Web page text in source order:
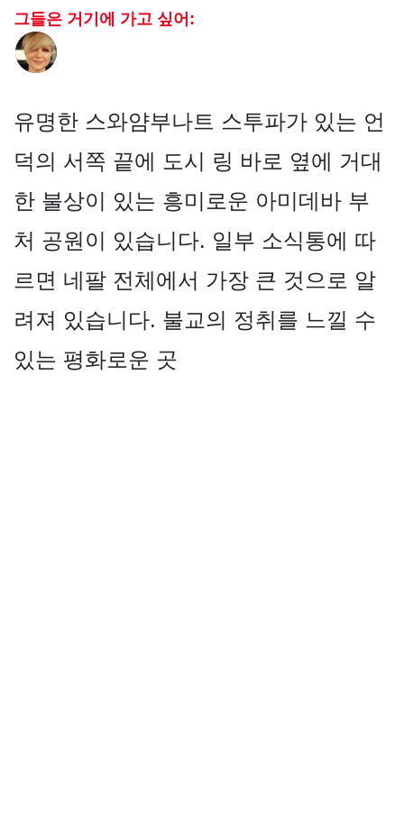
그들은 거기에 가고 싶어:
유명한 스와얌부나트 스투파가 있는 언
덕의 서쪽 끝에 도시 링 바로 옆에 거대
한 불상이 있는 흥미로운 아미데바 부
처 공원이 있습니다. 일부 소식통에 따
르면 네팔 전체에서 가장 큰 것으로 알
려져 있습니다. 불교의 정취를 느낄 수
있는 평화로운 곳